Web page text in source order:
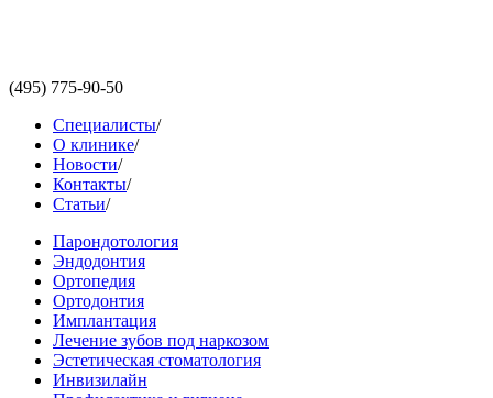
(495) 775-90-50
Специалисты/
О клинике/
Новости/
Контакты/
Статьи/
Парондотология
Эндодонтия
Ортопедия
Ортодонтия
Имплантация
Лечение зубов под наркозом
Эстетическая стоматология
Инвизилайн